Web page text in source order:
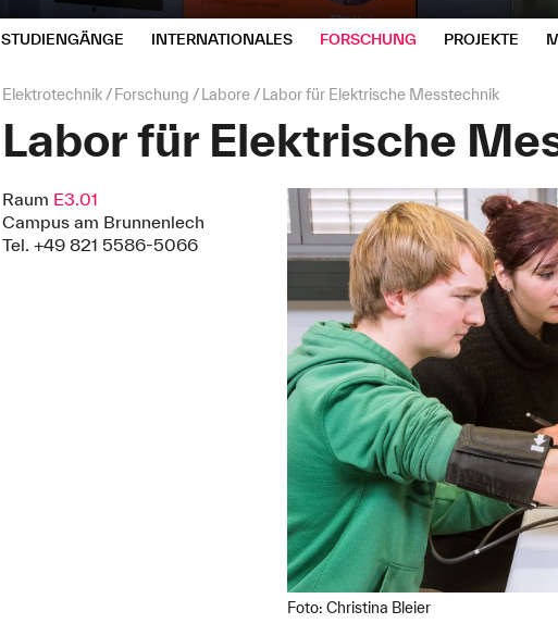
STUDIENGÄNGE INTERNATIONALES FORSCHUNG PROJEKTE
Seitenpfad:
Elektrotechnik Forschung Labore Labor für Elektrische Messtechnik
Labor für Elektrische
Raum E3.01
Campus am Brunnenlech
Tel. +49 821 5586-5066
Foto: Christina Bleier